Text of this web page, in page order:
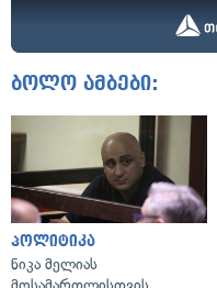
ბოლო ამბები:
პოლიტიკა
ნიკა მელიას